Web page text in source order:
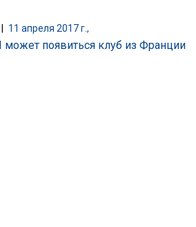
11 апреля 2017 г.,
появиться клуб из Франции